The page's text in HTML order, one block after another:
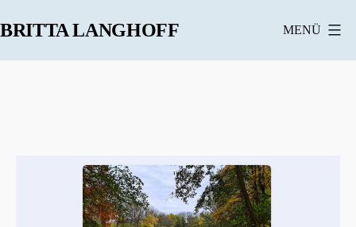
Inhalt
BRITTA LANGHOFF MENÜ